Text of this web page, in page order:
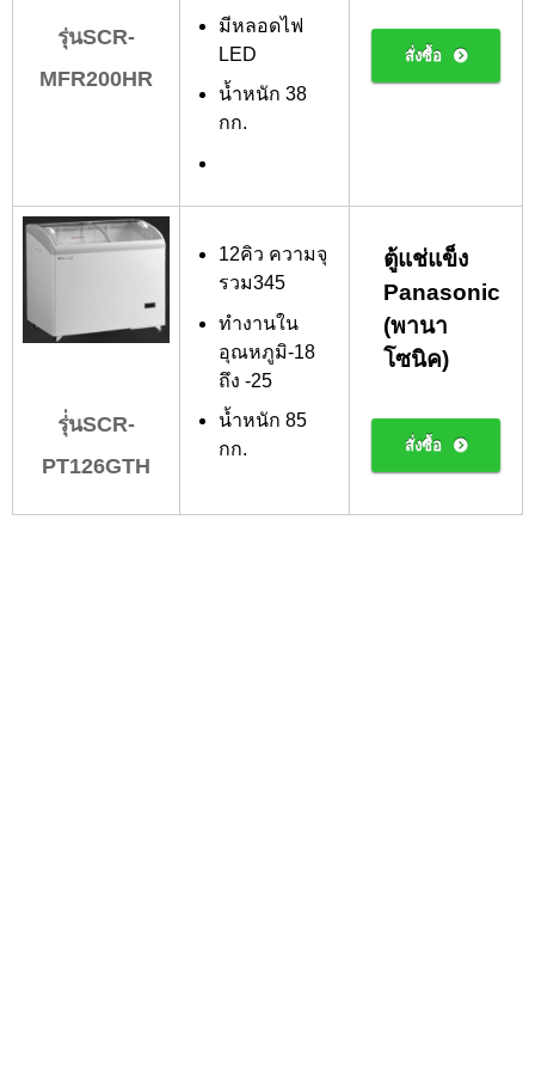
รุ่นSCR-
MFR200HR
มีหลอดไฟ
LED
น้ำหนัก 38
กก.
สั่งซื้อ
รุ่่นSCR-
PT126GTH
12คิว ความจุ
รวม345
ทำงานใน
อุณหภูมิ-18
ถึง -25
น้ำหนัก 85
กก.
ตู้แช่แข็ง
Panasonic
(พานา
โซนิค)
สั่งซื้อ